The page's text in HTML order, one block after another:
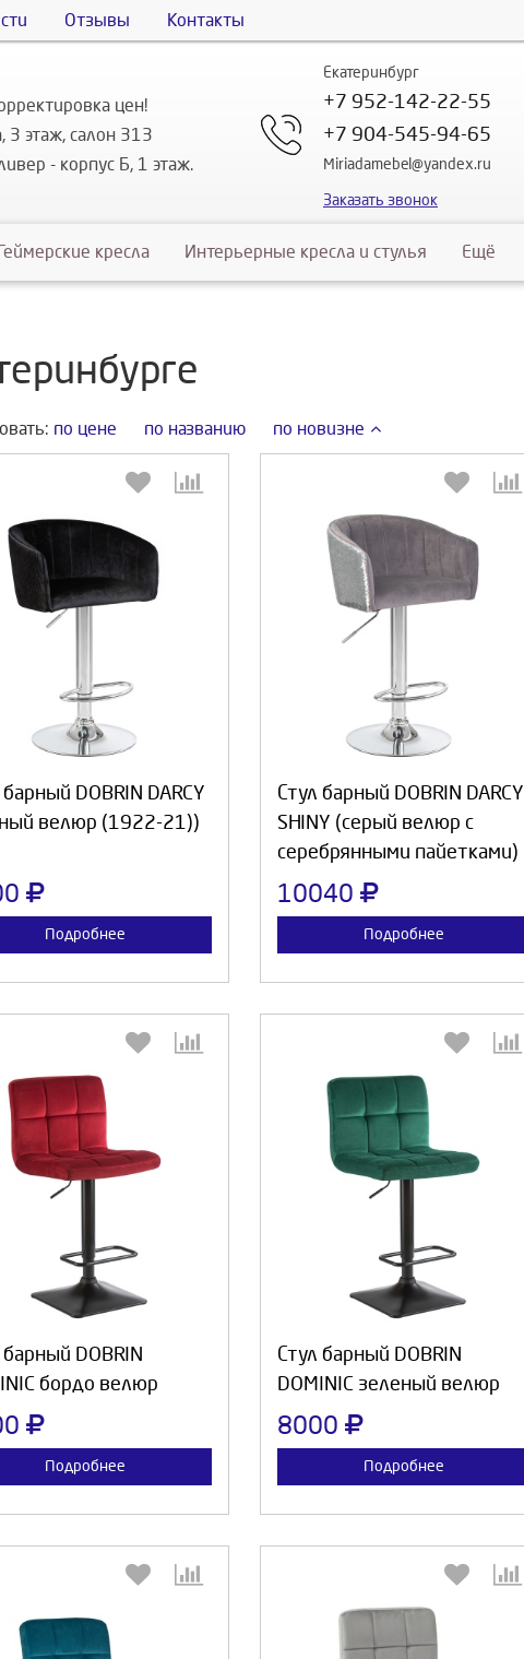
Отзывы Контакты
цен!
3 этаж, салон 313
- корпус Б, 1 этаж.
Екатеринбург
+7 952-142-22-55
+7 904-545-94-65
Miriadamebel@yandex.ru
Заказать звонок
кресла Интерьерные кресла и стулья Ещё
по цене по названию по новизне
DOBRIN DARCY
велюр (1922-21))
Подробнее
Продолжить
Стул барный DOBRIN DARCY
SHINY (серый велюр с
серебрянными пайетками)
10040
Подробнее
Продолжить
DOBRIN
бордо велюр
Подробнее
Продолжить Отмена
Стул барный DOBRIN
DOMINIC зеленый велюр
8000
Подробнее
Продолжить Отмена